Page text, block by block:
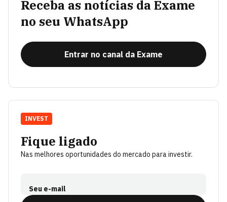
Receba as notícias da Exame
no seu WhatsApp
Entrar no canal da Exame
Fique ligado
Nas melhores oportunidades do mercado para investir.
Seu e-mail
INVEST